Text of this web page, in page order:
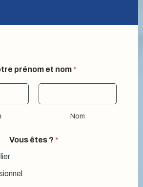
prénom et nom *
Nom
Vous êtes ? *